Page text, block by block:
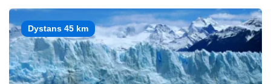
Dystans 45 km